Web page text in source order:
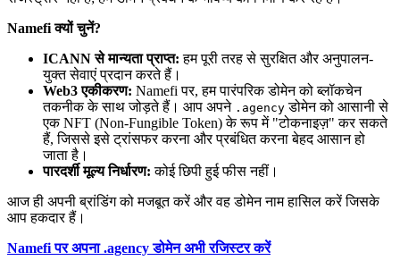
Namefi क्यों चुनें?
ICANN से मान्यता प्राप्त: हम पूरी तरह से सुरक्षित और अनुपालन-
युक्त सेवाएं प्रदान करते हैं।
Web3 एकीकरण: Namefi पर, हम पारंपरिक डोमेन को ब्लॉकचेन
तकनीक के साथ जोड़ते हैं। आप अपने .agency डोमेन को आसानी से
एक NFT (Non-Fungible Token) के रूप में "टोकनाइज़" कर सकते
हैं, जिससे इसे ट्रांसफर करना और प्रबंधित करना बेहद आसान हो
जाता है।
पारदर्शी मूल्य निर्धारण: कोई छिपी हुई फीस नहीं।
आज ही अपनी ब्रांडिंग को मजबूत करें और वह डोमेन नाम हासिल करें जिसके
आप हकदार हैं।
Namefi पर अपना .agency डोमेन अभी रजिस्टर करें